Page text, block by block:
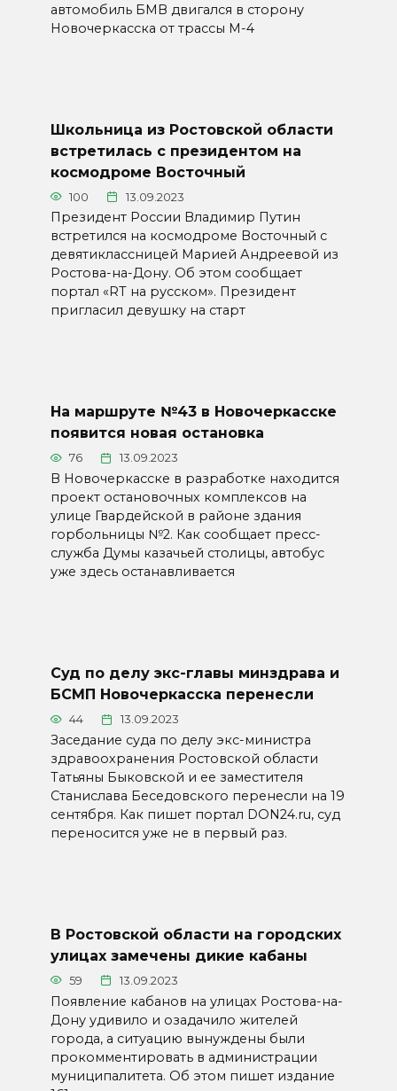
автомобиль БМВ двигался в сторону
Новочеркасска от трассы М-4
Школьница из Ростовской области
встретилась с президентом на
космодроме Восточный
100 13.09.2023
Президент России Владимир Путин
встретился на космодроме Восточный с
девятиклассницей Марией Андреевой из
Ростова-на-Дону. Об этом сообщает
портал «RT на русском». Президент
пригласил девушку на старт
На маршруте №43 в Новочеркасске
появится новая остановка
76 13.09.2023
В Новочеркасске в разработке находится
проект остановочных комплексов на
улице Гвардейской в районе здания
горбольницы №2. Как сообщает пресс-
служба Думы казачьей столицы, автобус
уже здесь останавливается
Суд по делу экс-главы минздрава и
БСМП Новочеркасска перенесли
44 13.09.2023
Заседание суда по делу экс-министра
здравоохранения Ростовской области
Татьяны Быковской и ее заместителя
Станислава Беседовского перенесли на 19
сентября. Как пишет портал DON24.ru, суд
переносится уже не в первый раз.
В Ростовской области на городских
улицах замечены дикие кабаны
59 13.09.2023
Появление кабанов на улицах Ростова-на-
Дону удивило и озадачило жителей
города, а ситуацию вынуждены были
прокомментировать в администрации
муниципалитета. Об этом пишет издание